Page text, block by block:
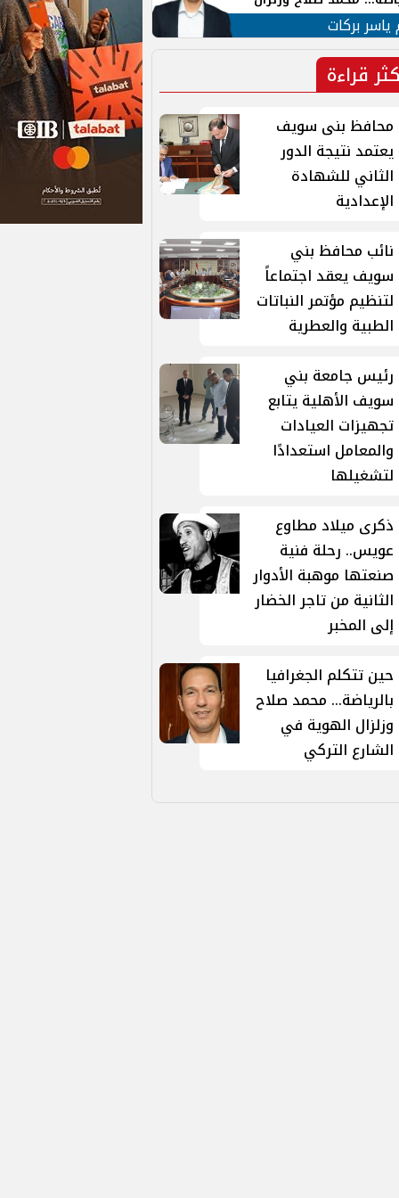
في الشارع التركي
ياسر بركات
قراءة
محافظ بنى سويف
يعتمد نتيجة الدور
الثاني للشهادة
الإعدادية
نائب محافظ بني
سويف يعقد اجتماعاً
لتنظيم مؤتمر النباتات
الطبية والعطرية
رئيس جامعة بني
سويف الأهلية يتابع
تجهيزات العيادات
والمعامل استعدادًا
لتشغيلها
ذكرى ميلاد مطاوع
عويس.. رحلة فنية
صنعتها موهبة الأدوار
الثانية من تاجر الخضار
إلى المخبر
حين تتكلم الجغرافيا
بالرياضة... محمد صلاح
وزلزال الهوية في
الشارع التركي